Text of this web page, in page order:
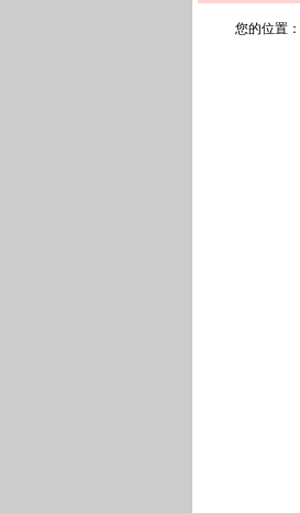
您的位置：